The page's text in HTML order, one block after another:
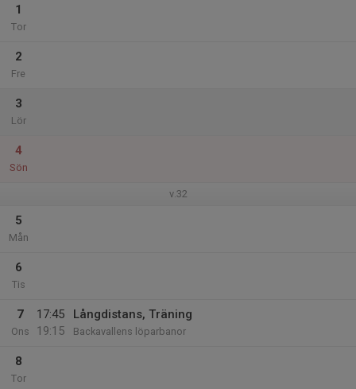
1
Tor
2
Fre
3
Lör
4
Sön
v.32
5
Mån
6
Tis
7
Ons
17:45
19:15
Långdistans, Träning
Backavallens löparbanor
8
Tor